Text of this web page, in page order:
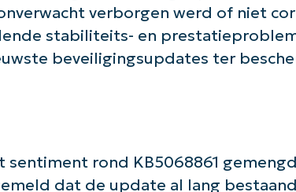
verborgen werd of niet
stabiliteits- en
beveiligingsupdates ter
rond KB5068861
dat de update al lang
de slag met NinjaOne AI-
email*